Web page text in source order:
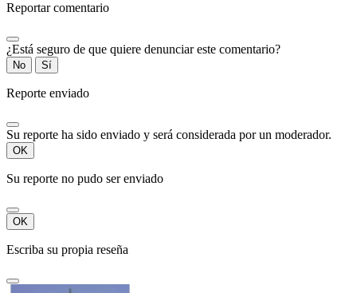
Reportar comentario
¿Está seguro de que quiere denunciar este comentario?
No Sí
Reporte enviado
Su reporte ha sido enviado y será considerada por un moderador.
OK
Su reporte no pudo ser enviado
OK
Escriba su propia reseña